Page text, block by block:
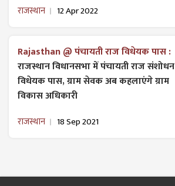
राजस्थान 12 Apr 2022
Rajasthan @ पंचायती राज विधेयक पास :
राजस्थान विधानसभा में पंचायती राज ​संशोधन
विधेयक पास, ग्राम सेवक अब कहलाएंगे ग्राम
विकास अधिकारी
राजस्थान 18 Sep 2021